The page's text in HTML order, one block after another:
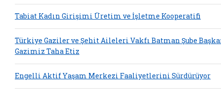
Tabiat Kadın Girişimi Üretim ve İşletme Kooperatifi
Türkiye Gaziler ve Şehit Aileleri Vakfı Batman Şube
Gazimiz Taha Etiz
Engelli Aktif Yaşam Merkezi Faaliyetlerini Sürdürüyor